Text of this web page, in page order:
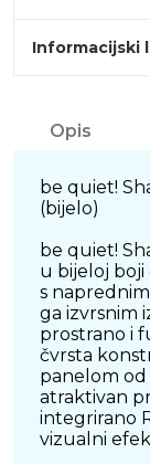
Informacijski
Opis
be quiet!
(bijelo)
be quiet!
u bijeloj boji
s
ga izvrsnim
prostrano i
čvrsta
panelom
atraktivan
integrirano
vizualni